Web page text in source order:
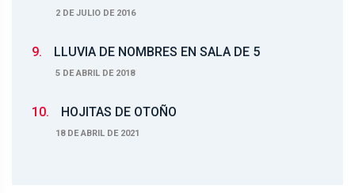
2 DE JULIO DE 2016
9. LLUVIA DE NOMBRES EN SALA DE 5
5 DE ABRIL DE 2018
10. HOJITAS DE OTOÑO
18 DE ABRIL DE 2021